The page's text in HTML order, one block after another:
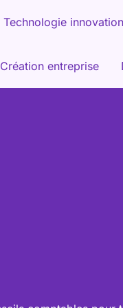
Technologie innovation
Création entreprise